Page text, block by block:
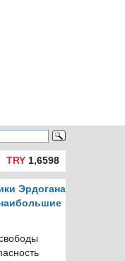
TRY1,6598
Эрдогана